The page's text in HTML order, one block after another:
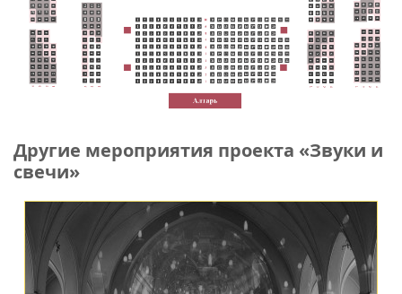
Другие мероприятия проекта «Звуки и
свечи»